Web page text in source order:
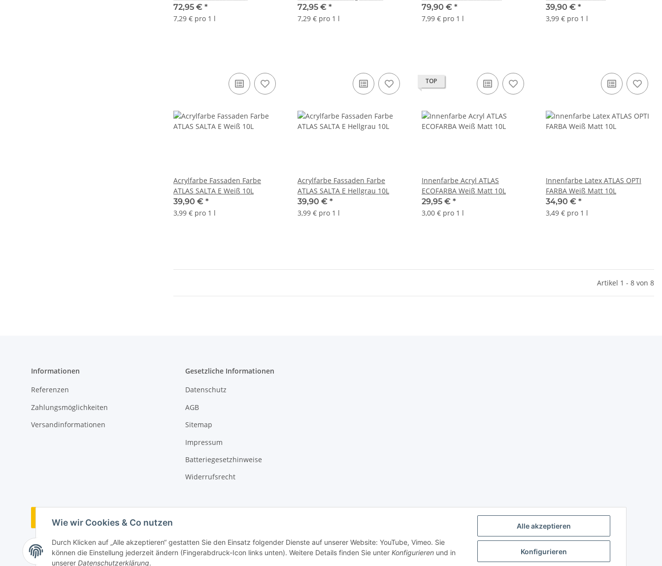
Alle akzeptieren
Konfigurieren
Wie wir Cookies & Co nutzen
Durch Klicken auf „Alle akzeptieren“ gestatten Sie den Einsatz folgender Dienste auf unserer Website: YouTube, Vimeo. Sie
können die Einstellung jederzeit ändern (Fingerabdruck-Icon links unten). Weitere Details finden Sie unter Konfigurieren und in
unserer Datenschutzerklärung.
72,95 € *
7,29 € pro 1 l
72,95 € *
7,29 € pro 1 l
79,90 € *
7,99 € pro 1 l
Mischmaschine 10L
39,90 € *
3,99 € pro 1 l
Acrylfarbe Fassaden Farbe
ATLAS SALTA E Weiß 10L
39,90 € *
3,99 € pro 1 l
Acrylfarbe Fassaden Farbe
ATLAS SALTA E Hellgrau 10L
39,90 € *
3,99 € pro 1 l
TOP
Innenfarbe Acryl ATLAS
ECOFARBA Weiß Matt 10L
29,95 € *
3,00 € pro 1 l
Innenfarbe Latex ATLAS OPTI
FARBA Weiß Matt 10L
34,90 € *
3,49 € pro 1 l
Artikel 1 - 8 von 8
Informationen
Referenzen
Zahlungsmöglichkeiten
Versandinformationen
Gesetzliche Informationen
Datenschutz
AGB
Sitemap
Impressum
Batteriegesetzhinweise
Widerrufsrecht
Vertrag widerrufen